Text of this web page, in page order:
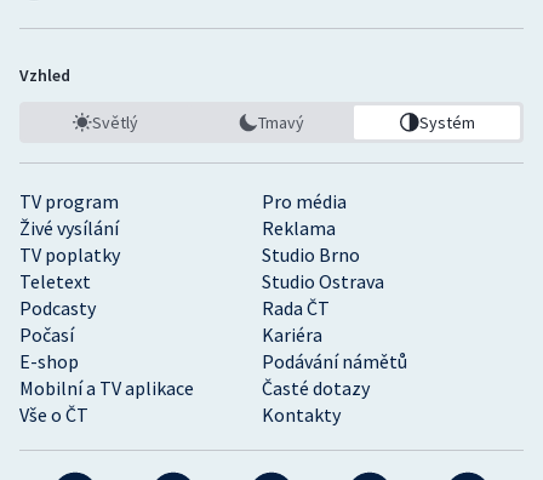
TV program
Pro média
Živé vysílání
Reklama
TV poplatky
Studio Brno
Teletext
Studio Ostrava
Podcasty
Rada ČT
Počasí
Kariéra
E-shop
Podávání námětů
Mobilní a TV aplikace
Časté dotazy
Vše o ČT
Kontakty
Vzhled
Světlý Tmavý Systém